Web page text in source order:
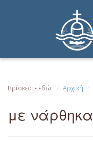
Βρίσκεστε εδώ: Αρχική
με νάρθηκα